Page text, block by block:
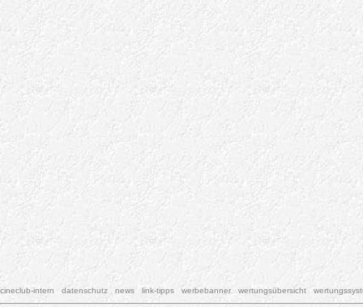
cineclub-intern datenschutz news link-tipps werbebanner wertungsübersicht